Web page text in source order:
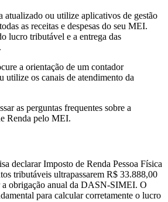
atualizado ou utilize aplicativos de gestão
as receitas e despesas do seu MEI.
lucro tributável e a entrega das
a orientação de um contador
utilize os canais de atendimento da
as perguntas frequentes sobre a
Renda pelo MEI.
declarar Imposto de Renda Pessoa Física
tributáveis ultrapassarem R$ 33.888,00
a obrigação anual da DASN-SIMEI. O
para calcular corretamente o lucro